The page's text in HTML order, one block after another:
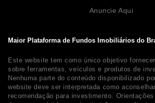
Maior Plataforma de Fundos Imobiliários do
Este website tem como único objetivo
sobre ferramentas, veículos e produtos de
Nenhuma parte do conteúdo disponibilizado
website deve ser interpretada como
recomendação para investimento.
Anuncie Aqui